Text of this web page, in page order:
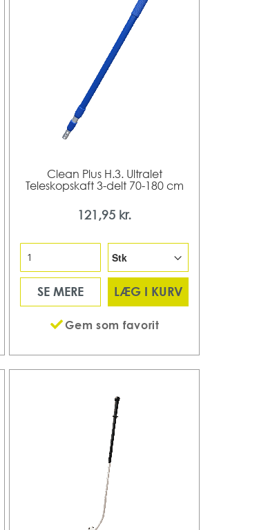
Clean Plus H.3. Ultralet
Teleskopskaft 3-delt 70-180 cm
121,95 kr.
SE MERE LÆG I KURV
Gem som favorit